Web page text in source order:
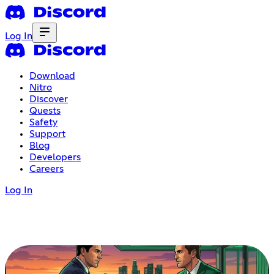
Log In
Download
Nitro
Discover
Quests
Safety
Support
Blog
Developers
Careers
Log In